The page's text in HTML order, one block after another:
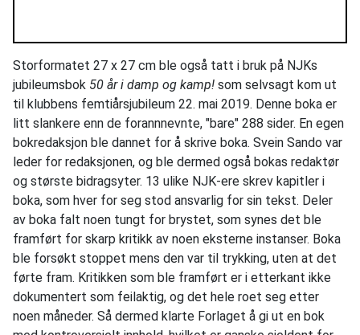
Storformatet 27 x 27 cm ble også tatt i bruk på NJKs
jubileumsbok 50 år i damp og kamp! som selvsagt kom ut
til klubbens femtiårsjubileum 22. mai 2019. Denne boka er
litt slankere enn de forannnevnte, "bare" 288 sider. En egen
bokredaksjon ble dannet for å skrive boka. Svein Sando var
leder for redaksjonen, og ble dermed også bokas redaktør
og største bidragsyter. 13 ulike NJK-ere skrev kapitler i
boka, som hver for seg stod ansvarlig for sin tekst. Deler
av boka falt noen tungt for brystet, som synes det ble
framført for skarp kritikk av noen eksterne instanser. Boka
ble forsøkt stoppet mens den var til trykking, uten at det
førte fram. Kritikken som ble framført er i etterkant ikke
dokumentert som feilaktig, og det hele roet seg etter
noen måneder. Så dermed klarte Forlaget å gi ut en bok